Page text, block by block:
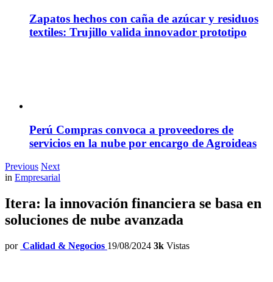
Zapatos hechos con caña de azúcar y residuos
textiles: Trujillo valida innovador prototipo
Perú Compras convoca a proveedores de
servicios en la nube por encargo de Agroideas
Previous Next
in Empresarial
Itera: la innovación financiera se basa en
soluciones de nube avanzada
por Calidad & Negocios 19/08/2024 3k Vistas